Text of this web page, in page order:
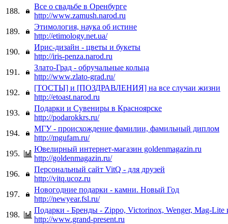
188.
Все о свадьбе в Оренбурге
http://www.zamush.narod.ru
189.
Этимология, наука об истине
http://etimology.net.ua/
190.
Ирис-дизайн - цветы и букеты
http://iris-penza.narod.ru
191.
Злато-Град - обручальные кольца
http://www.zlato-grad.ru/
192.
[ТОСТЫ] и [ПОЗДРАВЛЕНИЯ] на все случаи жизни
http://etoast.narod.ru
193.
Подарки и Сувениры в Красноярске
http://podarokkrs.ru/
194.
МГУ - происхождение фамилии, фамильный диплом
http://mgufam.ru/
195.
Ювелирный интернет-магазин goldenmagazin.ru
http://goldenmagazin.ru/
196.
Персональный сайт VitQ - для друзей
http://vitq.ucoz.ru
197.
Новогодние подарки - камни. Новый Год
http://newyear.fsl.ru/
198.
Подарки - Бренды - Zippo, Victorinox, Wenger, Mag-Lite
http://www.grand-present.ru